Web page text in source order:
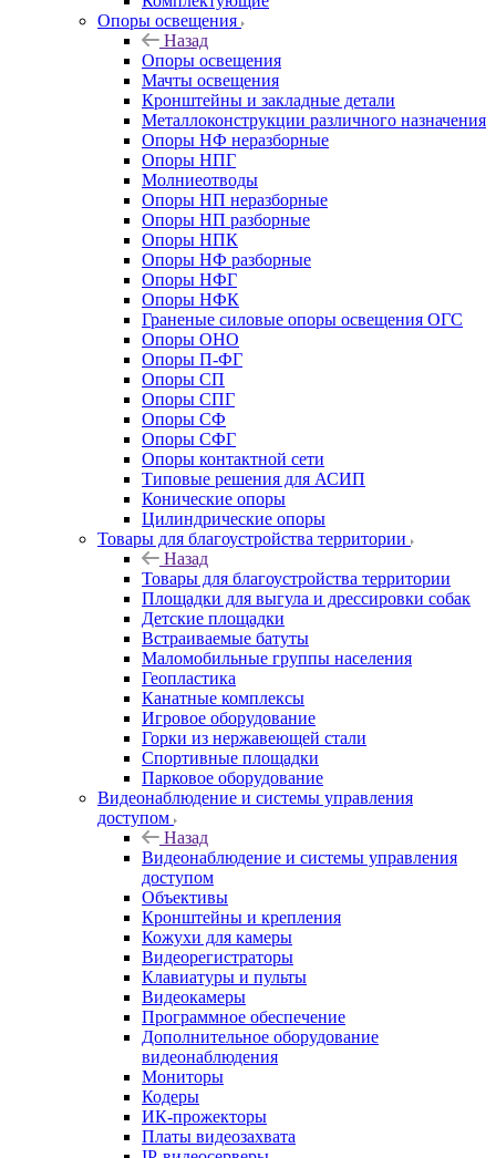
Опоры освещения
Назад
Опоры освещения
Мачты освещения
Кронштейны и закладные детали
Металлоконструкции различного назначения
Опоры НФ неразборные
Опоры НПГ
Молниеотводы
Опоры НП неразборные
Опоры НП разборные
Опоры НПК
Опоры НФ разборные
Опоры НФГ
Опоры НФК
Граненые силовые опоры освещения ОГС
Опоры ОНО
Опоры П-ФГ
Опоры СП
Опоры СПГ
Опоры СФ
Опоры СФГ
Опоры контактной сети
Типовые решения для АСИП
Конические опоры
Цилиндрические опоры
Товары для благоустройства территории
Назад
Товары для благоустройства территории
Площадки для выгула и дрессировки собак
Детские площадки
Встраиваемые батуты
Маломобильные группы населения
Геопластика
Канатные комплексы
Игровое оборудование
Горки из нержавеющей стали
Спортивные площадки
Парковое оборудование
Видеонаблюдение и системы управления
доступом
Назад
Видеонаблюдение и системы управления
доступом
Объективы
Кронштейны и крепления
Кожухи для камеры
Видеорегистраторы
Клавиатуры и пульты
Видеокамеры
Программное обеспечение
Дополнительное оборудование
видеонаблюдения
Мониторы
Кодеры
ИК-прожекторы
Платы видеозахвата